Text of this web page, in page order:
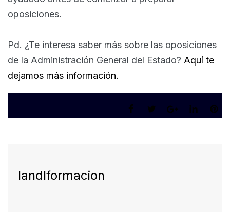
oposiciones.
Pd. ¿Te interesa saber más sobre las oposiciones
de la Administración General del Estado? Aquí te
dejamos más información.
landlformacion